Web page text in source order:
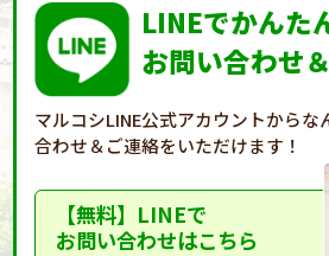
LINEでかんた
お問い合わせ
マルコシLINE公式アカウントからな
合わせ＆ご連絡をいただけます！
【無料】LINEで
お問い合わせはこちら